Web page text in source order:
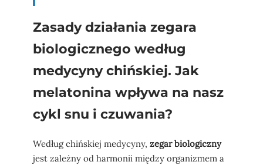
Zasady działania zegara
biologicznego według
medycyny chińskiej. Jak
melatonina wpływa na nasz
cykl snu i czuwania?
Według chińskiej medycyny, zegar biologiczny
jest zależny od harmonii między organizmem a